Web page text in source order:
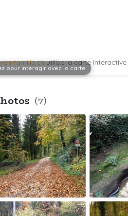
pour interagir avec la carte
en-famille.chutilise la carte interactive
(7)